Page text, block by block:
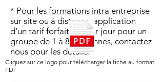
* Pour les formations intra entreprise
sur site ou à distance, application
d'un tarif forfaitaire par jour pour un
groupe de 1 à 8 personnes, contactez
nous pour les détails.
Cliquez sur ce logo pour télécharger la fiche au format
PDF